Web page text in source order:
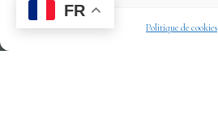
Politique de cookies
FR